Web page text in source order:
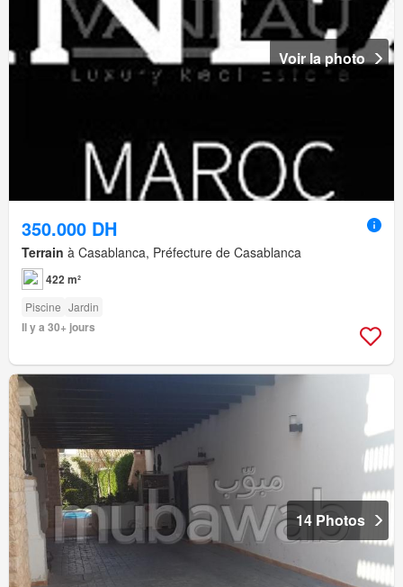
Voir la photo
350.000 DH
Terrain à Casablanca, Préfecture de Casablanca
422 m²
Piscine Jardin
Il y a 30+ jours
14 Photos